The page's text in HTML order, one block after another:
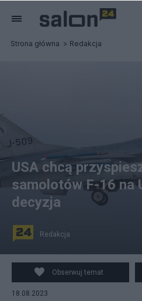
Strona główna Redakcja
fot. mil.gov.ua
USA chcą
samolotów F-16 na
decyzja
Redakcja
Obserwuj temat
18.08.2023